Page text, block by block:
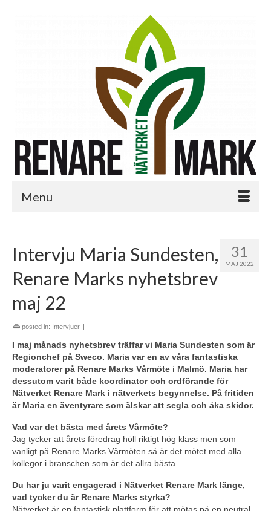
Menu
31
MAJ 2022
Intervju Maria Sundesten,
Renare Marks nyhetsbrev
maj 22
posted in: Intervjuer |
I maj månads nyhetsbrev träffar vi Maria Sundesten som är
Regionchef på Sweco. Maria var en av våra fantastiska
moderatorer på Renare Marks Vårmöte i Malmö. Maria har
dessutom varit både koordinator och ordförande för
Nätverket Renare Mark i nätverkets begynnelse. På fritiden
är Maria en äventyrare som älskar att segla och åka skidor.
Vad var det bästa med årets Vårmöte?
Jag tycker att årets föredrag höll riktigt hög klass men som
vanligt på Renare Marks Vårmöten så är det mötet med alla
kollegor i branschen som är det allra bästa.
Du har ju varit engagerad i Nätverket Renare Mark länge,
vad tycker du är Renare Marks styrka?